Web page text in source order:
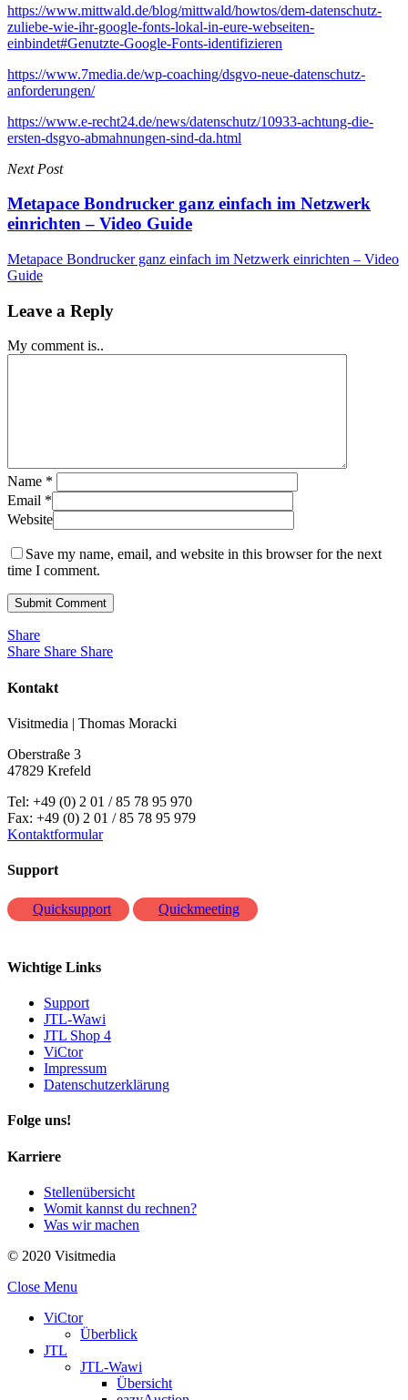
https://www.mittwald.de/blog/mittwald/howtos/dem-datenschutz-
zuliebe-wie-ihr-google-fonts-lokal-in-eure-webseiten-
einbindet#Genutzte-Google-Fonts-identifizieren
https://www.7media.de/wp-coaching/dsgvo-neue-datenschutz-
anforderungen/
https://www.e-recht24.de/news/datenschutz/10933-achtung-die-
ersten-dsgvo-abmahnungen-sind-da.html
Next Post
Metapace Bondrucker ganz einfach im Netzwerk
einrichten – Video Guide
Metapace Bondrucker ganz einfach im Netzwerk einrichten – Video
Guide
Leave a Reply
My comment is..
Name *
Email *
Website
Save my name, email, and website in this browser for the next
time I comment.
Share
Share Share Share
Kontakt
Visitmedia | Thomas Moracki
Oberstraße 3
47829 Krefeld
Tel: +49 (0) 2 01 / 85 78 95 970
Fax: +49 (0) 2 01 / 85 78 95 979
Kontaktformular
Support
Quicksupport Quickmeeting
Wichtige Links
Support
JTL-Wawi
JTL Shop 4
ViCtor
Impressum
Datenschutzerklärung
Folge uns!
Karriere
Stellenübersicht
Womit kannst du rechnen?
Was wir machen
© 2020 Visitmedia
Close Menu
ViCtor
Überblick
JTL
JTL-Wawi
Übersicht